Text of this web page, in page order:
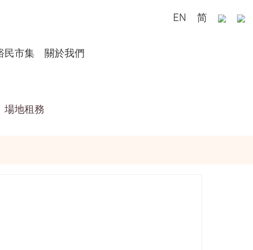
EN 简
民市集 關於我們
場地租務